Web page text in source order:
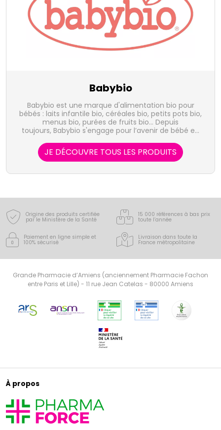
Babybio
Babybio est une marque d'alimentation bio pour
bébés : laits infantile bio, céréales bio, petits pots bio,
menus bio, purées de fruits bio... Depuis
toujours, Babybio s'engage pour l’avenir de bébé en
respectueuse de l’environnement par l’utilisation
d’ingrédients bio, avec des recettes proches du fait
maison.
JE DÉCOUVRE TOUS LES PRODUITS
Origine des produits certifiée
par le Ministère de la Santé
15 000 références à bas prix
toute l’année
Paiement en ligne simple et
100% sécurisé
Livraison dans toute la
France métropolitaine
Grande Pharmacie d’Amiens (anciennement Pharmacie Fachon
entre Paris et Lille) - 11 rue Jean Catelas - 80000 Amiens
À propos